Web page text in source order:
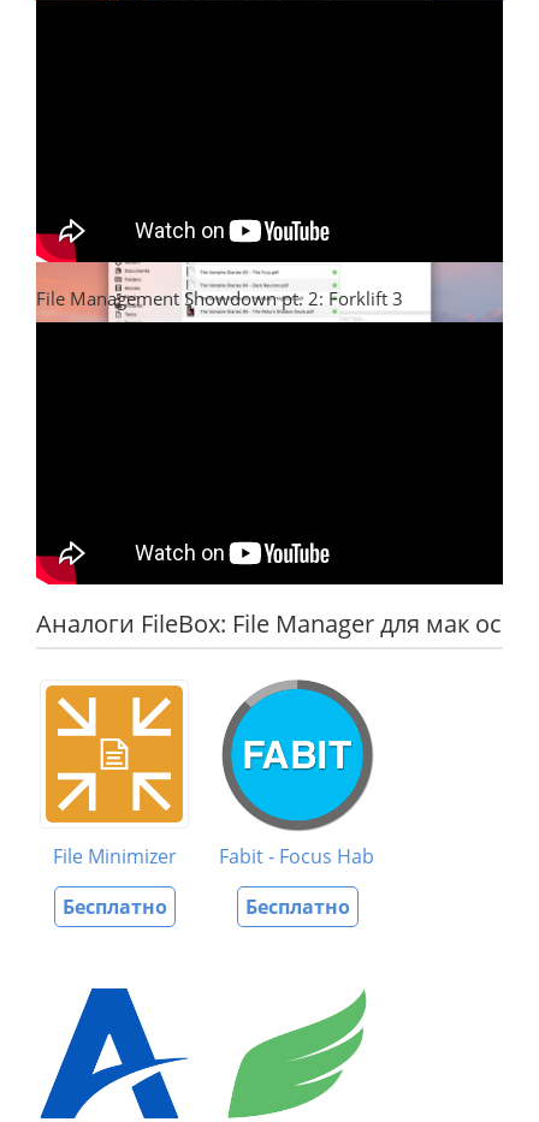
File Management Showdown pt. 2: Forklift 3
Аналоги FileBox: File Manager для мак ос
File Minimizer
Бесплатно
Fabit - Focus Habit Timer
Бесплатно